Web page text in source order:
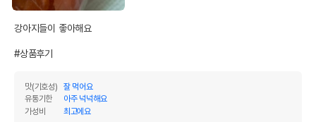
강아지들이 좋아해요
#상품후기
맛(기호성)
잘 먹어요
유통기한
아주 넉넉해요
가성비
최고에요